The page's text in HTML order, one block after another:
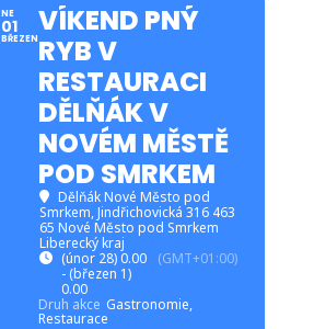
NE
01
BŘEZEN
VÍKEND PNÝ
RYB V
RESTAURACI
DĚLŇÁK V
NOVÉM MĚSTĚ
POD SMRKEM
Dělňák Nové Město pod
Smrkem, Jindřichovická 316 463
65 Nové Město pod Smrkem
Liberecký kraj
(únor 28) 0.00
- (březen 1)
0.00
(GMT+01:00)
Druh akce Gastronomie,
Restaurace